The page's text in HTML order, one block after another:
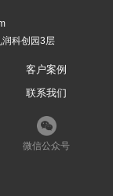
科创园3层
客户案例
联系我们
微信公众号